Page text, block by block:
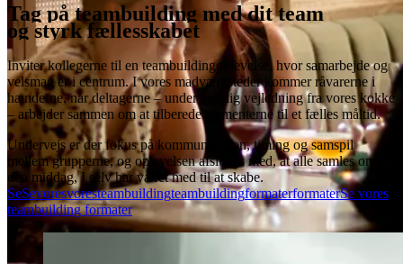
Tag på teambuilding med dit team
og styrk fællesskabet
Inviter kollegerne til en teambuildingoplevelse, hvor samarbejde og
velsmag er i centrum. I vores madværksteder kommer råvarerne i
hænderne, når deltagerne – under kyndig vejledning fra vores kokke
– arbejder sammen om at tilberede elementerne til et fælles måltid.
Undervejs er der fokus på kommunikation, timing og samspil
mellem grupperne, og oplevelsen afsluttes med, at alle samles om
den middag, I selv har været med til at skabe.
SeSevoresvoresteambuildingteambuildingformaterformaterSe vores
teambuilding formater